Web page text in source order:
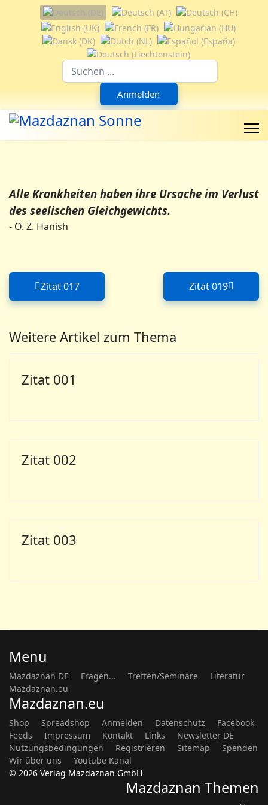
Sprache auswählen
Anmelden
Alle Krankheiten haben ihre Ursache im Verlust
des seelischen Gleichgewichts.
- O. Z. Hanish
Vorheriger Beitrag: Zitat 017
Zitat 017 Nächster
Zitat 019
Weitere Artikel zum Thema
Zitat 001
Zitat 002
Zitat 003
Menu
Mazdaznan DE Fragen... Treffen/Seminare
Literatur
Mazdaznan.eu
Mazdaznan.eu
Shop Spreadshop Anmelden Datenschutz
Facebook
Feeds
Impressum Kontakt Links
Newsletter DE
Nutzungsbedingungen
Registrieren Sitemap
Spenden
Wir über uns
Youtube Kanal
© 2026 Verlag Mazdaznan GmbH
Mazdaznan Themen